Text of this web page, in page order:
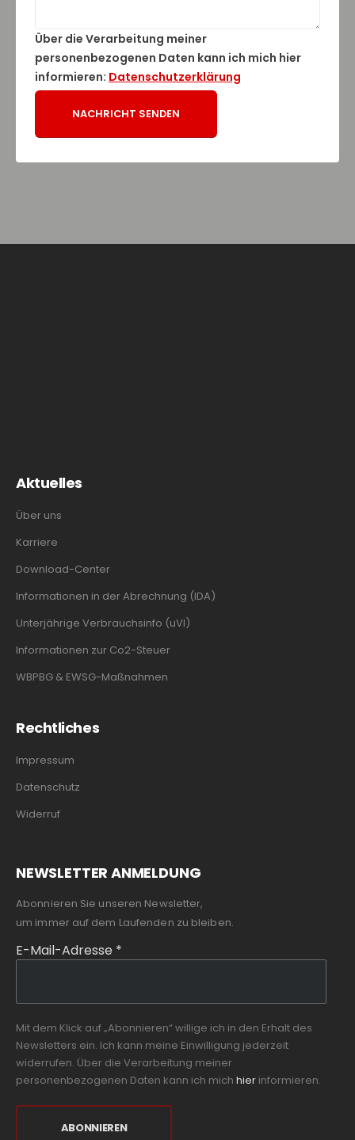
Über die Verarbeitung meiner
personenbezogenen Daten kann ich mich hier
informieren: Datenschutzerklärung
Aktuelles
Über uns
Karriere
Download-Center
Informationen in der Abrechnung (IDA)
Unterjährige Verbrauchsinfo (uVI)
Informationen zur Co2-Steuer
WBPBG & EWSG-Maßnahmen
Rechtliches
Impressum
Datenschutz
Widerruf
NEWSLETTER ANMELDUNG
Abonnieren Sie unseren Newsletter,
um immer auf dem Laufenden zu bleiben.
E-Mail-Adresse *
Mit dem Klick auf „Abonnieren“ willige ich in den Erhalt des
Newsletters ein. Ich kann meine Einwilligung jederzeit
widerrufen. Über die Verarbeitung meiner
personenbezogenen Daten kann ich mich hier informieren.